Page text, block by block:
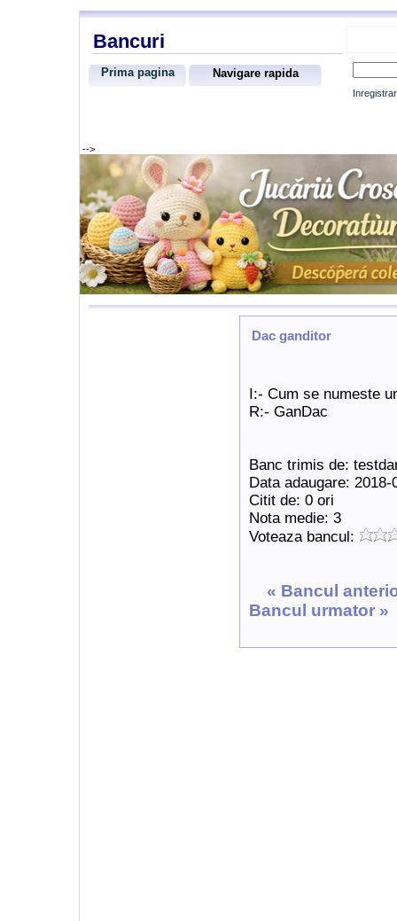
Bancuri
Prima pagina Navigare rapida
-->
Dac ganditor
I:- Cum se numeste
R:- GanDac
Banc trimis de:
Data adaugare: 2018-
Citit de: 0 ori
Nota medie: 3
Voteaza bancul:
« Bancul
Bancul urmator »